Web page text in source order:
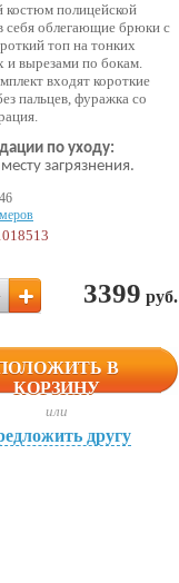
костюм полицейской
себя облегающие брюки с
топ на тонких
и вырезами по бокам.
входят короткие
пальцев, фуражка со
по уходу:
загрязнения.
3399 руб.
В
КОРЗИНУ
или
другу